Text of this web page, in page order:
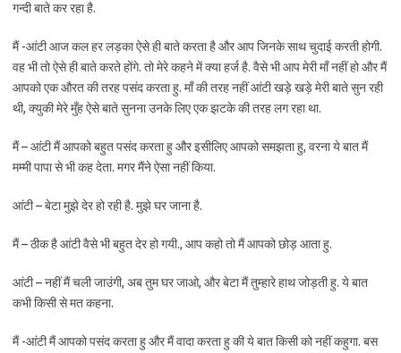
गन्दी बाते कर रहा है.
मैं -आंटी आज कल हर लड़का ऐसे ही बाते करता है और आप जिनके साथ चुदाई करती होगी.
वह भी तो ऐसे ही बाते करते होंगे. तो मेरे कहने में क्या हर्ज है. वैसे भी आप मेरी माँ नहीं हो और मैं
आपको एक औरत की तरह पसंद करता हु. माँ की तरह नहीं आंटी खड़े खड़े मेरी बाते सुन रही
थी, क्युकी मेरे मुँह ऐसे बाते सुनना उनके लिए एक झटके की तरह लग रहा था.
मैं – आंटी मैं आपको बहुत पसंद करता हु और इसीलिए आपको समझता हु, वरना ये बात मैं
मम्मी पापा से भी कह देता. मगर मैंने ऐसा नहीं किया.
आंटी – बेटा मुझे देर हो रही है. मुझे घर जाना है.
मैं – ठीक है आंटी वैसे भी बहुत देर हो गयी., आप कहो तो मैं आपको छोड़ आता हु.
आंटी – नहीं मैं चली जाउंगी, अब तुम घर जाओ, और बेटा मैं तुम्हारे हाथ जोड़ती हु. ये बात
कभी किसी से मत कहना.
मैं -आंटी मैं आपको पसंद करता हु और मैं वादा करता हु की ये बात किसी को नहीं कहुगा. बस